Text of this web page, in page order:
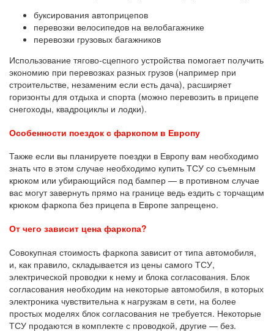
буксирования автоприцепов
перевозки велосипедов на велобагажнике
перевозки грузовых багажников
Использование тягово-сцепного устройства помогает получить
экономию при перевозках разных грузов (например при
строительстве, незаменим если есть дача), расширяет
горизонты для отдыха и спорта (можно перевозить в прицепе
снегоходы, квадроциклы и лодки).
Особенности поездок с фаркопом в Европу
Также если вы планируете поездки в Европу вам необходимо
знать что в этом случае необходимо купить ТСУ со съемным
крюком или убирающийся под бампер — в противном случае
вас могут завернуть прямо на границе ведь ездить с торчащим
крюком фаркопа без прицепа в Европе запрещено.
От чего зависит цена фаркопа?
Совокупная стоимость фаркопа зависит от типа автомобиля,
и, как правило, складывается из цены самого ТСУ,
электрической проводки к нему и блока согласования. Блок
согласования необходим на некоторые автомобиля, в которых
электроника чувствительна к нагрузкам в сети, на более
простых моделях блок согласования не требуется. Некоторые
ТСУ продаются в комплекте с проводкой, другие — без.